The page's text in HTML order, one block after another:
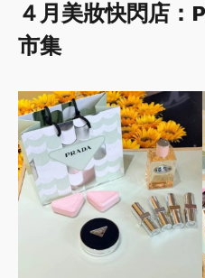
４月美妝快閃店：
市集